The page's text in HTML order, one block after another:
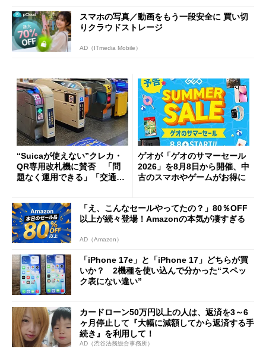
スマホの写真／動画をもう一段安全に 買い切
りクラウドストレージ
AD（ITmedia Mobile）
“Suicaが使えない”クレカ・
QR専用改札機に賛否 「問
題なく運用できる」「交通系I
ゲオが「ゲオのサマーセール
2026」を8月8日から開催、中
古のスマホやゲームがお得に
「え、こんなセールやってたの？」80％OFF
以上が続々登場！Amazonの本気が凄すぎる
AD（Amazon）
「iPhone 17e」と「iPhone 17」どちらが買
いか？ 2機種を使い込んで分かった“スペッ
ク表にない違い”
カードローン50万円以上の人は、返済を3～6
ヶ月停止して『大幅に減額してから返済する手
続き』を利用して！
AD（渋谷法務総合事務所）